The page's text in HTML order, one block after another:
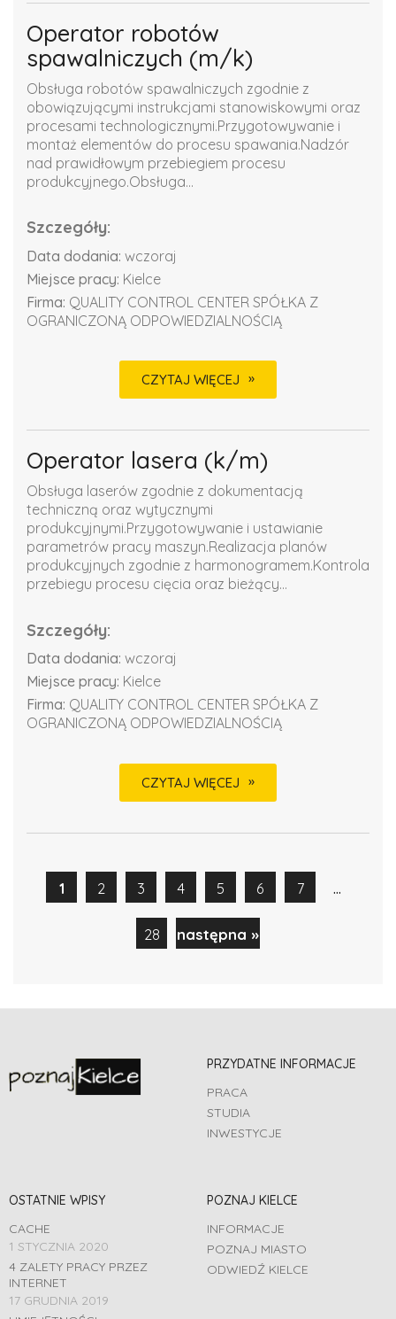
Operator robotów
spawalniczych (m/k)
Obsługa robotów spawalniczych zgodnie z
obowiązującymi instrukcjami stanowiskowymi oraz
procesami technologicznymi.Przygotowywanie i
montaż elementów do procesu spawania.Nadzór
nad prawidłowym przebiegiem procesu
produkcyjnego.Obsługa...
Szczegóły:
Data dodania: wczoraj
Miejsce pracy: Kielce
Firma: QUALITY CONTROL CENTER SPÓŁKA Z
OGRANICZONĄ ODPOWIEDZIALNOŚCIĄ
CZYTAJ WIĘCEJ
Operator lasera (k/m)
Obsługa laserów zgodnie z dokumentacją
techniczną oraz wytycznymi
produkcyjnymi.Przygotowywanie i ustawianie
parametrów pracy maszyn.Realizacja planów
produkcyjnych zgodnie z harmonogramem.Kontrola
przebiegu procesu cięcia oraz bieżący...
Szczegóły:
Data dodania: wczoraj
Miejsce pracy: Kielce
Firma: QUALITY CONTROL CENTER SPÓŁKA Z
OGRANICZONĄ ODPOWIEDZIALNOŚCIĄ
CZYTAJ WIĘCEJ
1 2 3 4 5 6 7 ...
28 następna »
PRZYDATNE INFORMACJE
PRACA
STUDIA
INWESTYCJE
OSTATNIE WPISY
CACHE
1 STYCZNIA 2020
4 ZALETY PRACY PRZEZ
INTERNET
17 GRUDNIA 2019
POZNAJ KIELCE
INFORMACJE
POZNAJ MIASTO
ODWIEDŹ KIELCE